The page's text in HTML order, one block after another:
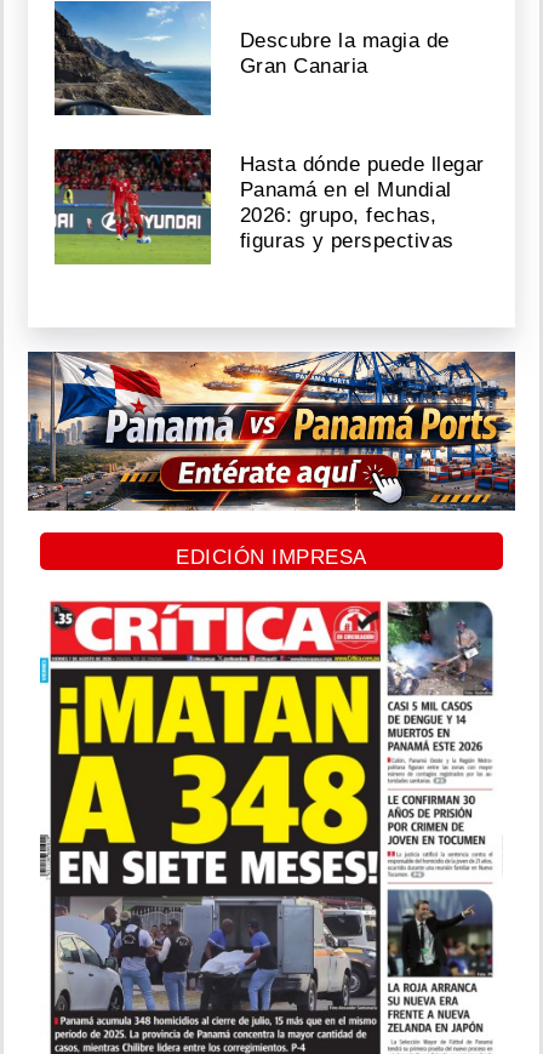
Descubre la magia de
Gran Canaria
Hasta dónde puede llegar
Panamá en el Mundial
2026: grupo, fechas,
figuras y perspectivas
EDICIÓN IMPRESA